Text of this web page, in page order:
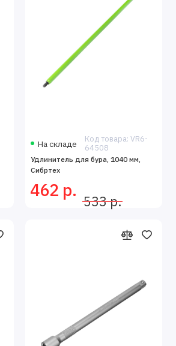
На складе
Код товара: VR6-
64508
Удлинитель для бура, 1040 мм,
Сибртех
462 р.
533 р.